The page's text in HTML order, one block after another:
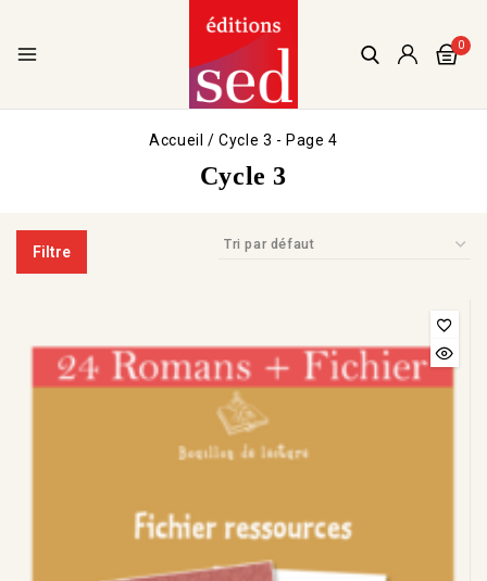
0
Accueil / Cycle 3 - Page 4
Cycle 3
Filtre